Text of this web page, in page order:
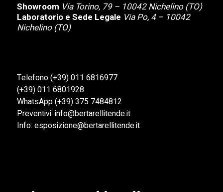
Showroom Via Torino, 79 – 10042 Nichelino (TO)
Laboratorio e Sede Legale Via Po, 4 – 10042
Nichelino (TO)
Telefono(+39) 011 6816977
(+39) 011 6801928
WhatsApp(+39) 375 7484812
Preventivi: info@bertarellitende.it
Info: esposizione@bertarellitende.it